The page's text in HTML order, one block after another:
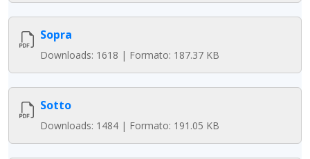
Sopra
Downloads: 1618 | Formato: 187.37 KB
Sotto
Downloads: 1484 | Formato: 191.05 KB